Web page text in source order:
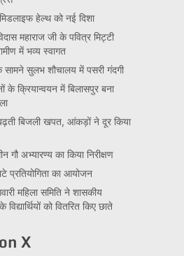
हेल्थ को नई दिशा
महाराज जी के पवित्र मिट्टी
में भव्य स्वागत
सामने सुलभ शौचालय में पसरी गंदगी
के क्रियान्वयन में बिलासपुर बना
बढ़ती बिजली खपत, आंकड़ों ने दूर किया
गौ अभ्यारण्य का किया निरीक्षण
प्रतियोगिता का आयोजन
महिला समिति ने शासकीय
विद्यार्थियों को वितरित किए छाते
X